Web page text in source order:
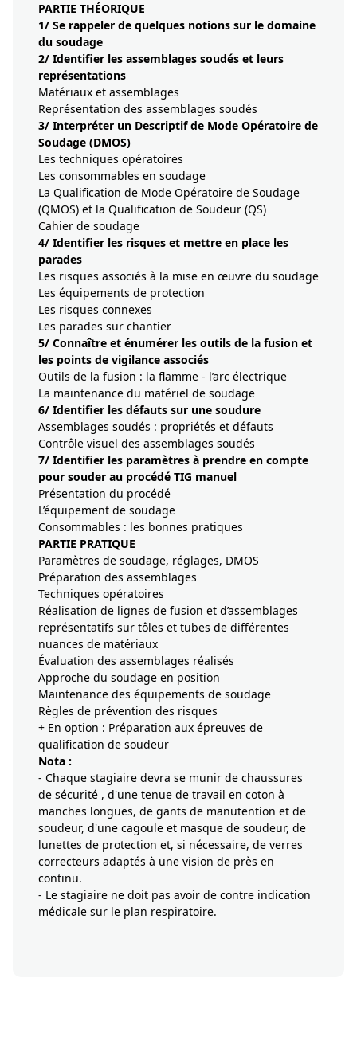
PARTIE THÉORIQUE
1/ Se rappeler de quelques notions sur le domaine
du soudage
2/ Identifier les assemblages soudés et leurs
représentations
Matériaux et assemblages
Représentation des assemblages soudés
3/ Interpréter un Descriptif de Mode Opératoire de
Soudage (DMOS)
Les techniques opératoires
Les consommables en soudage
La Qualification de Mode Opératoire de Soudage
(QMOS) et la Qualification de Soudeur (QS)
Cahier de soudage
4/ Identifier les risques et mettre en place les
parades
Les risques associés à la mise en œuvre du soudage
Les équipements de protection
Les risques connexes
Les parades sur chantier
5/ Connaître et énumérer les outils de la fusion et
les points de vigilance associés
Outils de la fusion : la flamme - l’arc électrique
La maintenance du matériel de soudage
6/ Identifier les défauts sur une soudure
Assemblages soudés : propriétés et défauts
Contrôle visuel des assemblages soudés
7/ Identifier les paramètres à prendre en compte
pour souder au procédé TIG manuel
Présentation du procédé
L’équipement de soudage
Consommables : les bonnes pratiques
PARTIE PRATIQUE
Paramètres de soudage, réglages, DMOS
Préparation des assemblages
Techniques opératoires
Réalisation de lignes de fusion et d’assemblages
représentatifs sur tôles et tubes de différentes
nuances de matériaux
Évaluation des assemblages réalisés
Approche du soudage en position
Maintenance des équipements de soudage
Règles de prévention des risques
+ En option : Préparation aux épreuves de
qualification de soudeur
Nota :
- Chaque stagiaire devra se munir de chaussures
de sécurité , d'une tenue de travail en coton à
manches longues, de gants de manutention et de
soudeur, d'une cagoule et masque de soudeur, de
lunettes de protection et, si nécessaire, de verres
correcteurs adaptés à une vision de près en
continu.
- Le stagiaire ne doit pas avoir de contre indication
médicale sur le plan respiratoire.